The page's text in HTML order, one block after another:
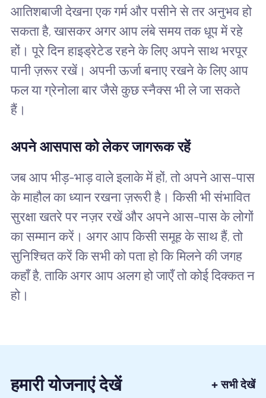
आतिशबाजी देखना एक गर्म और पसीने से तर अनुभव हो
सकता है, खासकर अगर आप लंबे समय तक धूप में रहे
हों। पूरे दिन हाइड्रेटेड रहने के लिए अपने साथ भरपूर
पानी ज़रूर रखें। अपनी ऊर्जा बनाए रखने के लिए आप
फल या ग्रेनोला बार जैसे कुछ स्नैक्स भी ले जा सकते
हैं।
अपने आसपास को लेकर जागरूक रहें
जब आप भीड़-भाड़ वाले इलाके में हों, तो अपने आस-पास
के माहौल का ध्यान रखना ज़रूरी है। किसी भी संभावित
सुरक्षा खतरे पर नज़र रखें और अपने आस-पास के लोगों
का सम्मान करें। अगर आप किसी समूह के साथ हैं, तो
सुनिश्चित करें कि सभी को पता हो कि मिलने की जगह
कहाँ है, ताकि अगर आप अलग हो जाएँ तो कोई दिक्कत न
हो।
हमारी योजनाएं देखें + सभी देखें